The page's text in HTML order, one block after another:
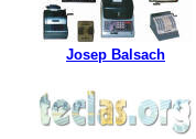
Josep Balsach